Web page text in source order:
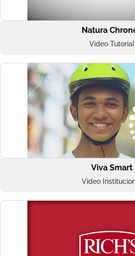
Natura
Vídeo Tutorial
Viva Smart
Vídeo